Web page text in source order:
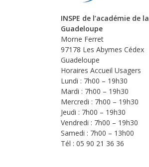
INSPE de l’académie de la
Guadeloupe
Morne Ferret
97178 Les Abymes Cédex
Guadeloupe
Horaires Accueil Usagers
Lundi : 7h00 – 19h30
Mardi : 7h00 – 19h30
Mercredi : 7h00 – 19h30
Jeudi : 7h00 – 19h30
Vendredi : 7h00 – 19h30
Samedi : 7h00 – 13h00
Tél : 05 90 21 36 36